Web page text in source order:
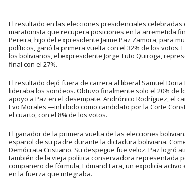
El resultado en las elecciones presidenciales
maratonista que recupera posiciones en la arremetida
Pereira, hijo del expresidente Jaime Paz Zamora, para
políticos, ganó la primera vuelta con el 32% de los
los bolivianos, el expresidente Jorge Tuto Quiroga,
final con el 27%.
El resultado dejó fuera de carrera al liberal Samuel
lideraba los sondeos. Obtuvo finalmente solo el 20% de
apoyo a Paz en el desempate. Andrónico Rodríguez, el
Evo Morales —inhibido como candidato por la Corte
el cuarto, con el 8% de los votos.
El ganador de la primera vuelta de las elecciones
español de su padre durante la dictadura boliviana.
Demócrata Cristiano. Su despegue fue veloz. Paz logró
también de la vieja política conservadora representada
compañero de fórmula, Edmand Lara, un expolicía
en la fuerza que integraba.